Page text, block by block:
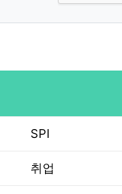
SPI
취업